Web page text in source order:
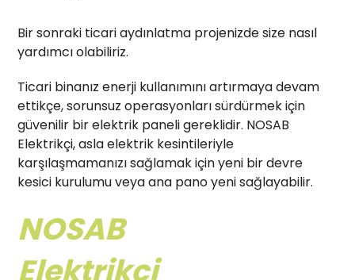
Bir sonraki ticari aydınlatma projenizde size nasıl
yardımcı olabiliriz.
Ticari binanız enerji kullanımını artırmaya devam
ettikçe, sorunsuz operasyonları sürdürmek için
güvenilir bir elektrik paneli gereklidir. NOSAB
Elektrikçi, asla elektrik kesintileriyle
karşılaşmamanızı sağlamak için yeni bir devre
kesici kurulumu veya ana pano yeni sağlayabilir.
NOSAB
Elektrikçi